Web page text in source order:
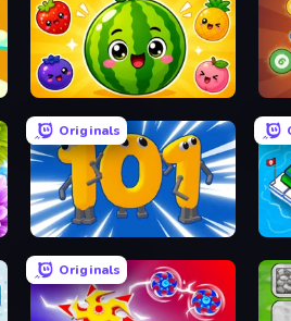
Watermelon Fruit Merge Saga
Originals
Numbers Arena
Originals